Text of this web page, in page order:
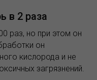
в 2 раза
раз, но при этом он
он
кислорода и не
загрязнений.